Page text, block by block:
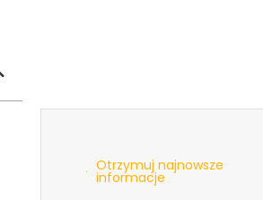
Otrzymuj najnowsze
informacje